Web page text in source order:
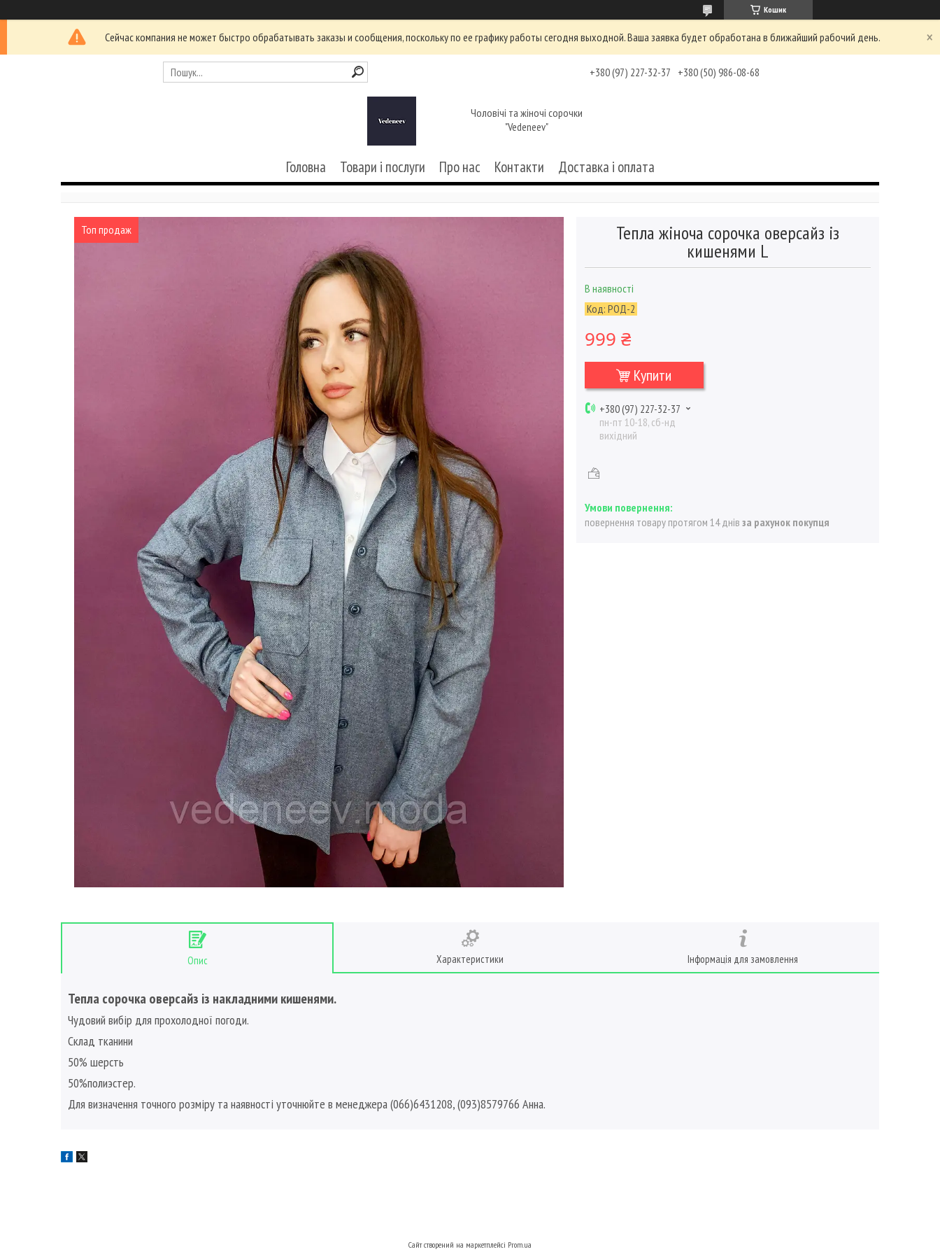
Кошик
Сейчас компания не может быстро обрабатывать заказы и сообщения, поскольку по ее графику работы сегодня выходной. Ваша заявка будет обработана в ближайший рабочий день.
+380 (97) 227-32-37 +380 (50) 986-08-68
Чоловічі та жіночі сорочки
"Vedeneev"
Головна Товари і послуги Про нас Контакти Доставка і оплата
Топ продаж Тепла жіноча сорочка оверсайз із
кишенями L
В наявності
Код: РОД-2
999 ₴
Купити
+380 (97) 227-32-37
пн-пт 10-18, сб-нд
вихідний
повернення товару протягом 14 днів за рахунок покупця
Опис Характеристики Інформація для замовлення
Тепла сорочка оверсайз із накладними кишенями.
Чудовий вибір для прохолодної погоди.
Склад тканини
50% шерсть
50%полиэстер.
Для визначення точного розміру та наявності уточнюйте в менеджера (066)6431208, (093)8579766 Анна.
Сайт створений на маркетплейсі Prom.ua